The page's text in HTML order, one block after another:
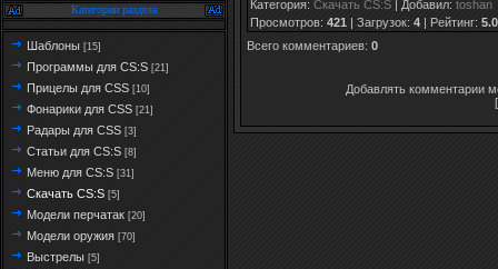
Категории раздела
Шаблоны [15]
Программы для CS:S [21]
Прицелы для CSS [10]
Фонарики для CSS [21]
Радары для CSS [3]
Статьи для CS:S [8]
Меню для CS:S [31]
Скачать CS:S [5]
Модели перчатак [20]
Модели оружия [70]
Выстрелы [5]
Категория: Скачать CS:S | Добавил: toshan
Просмотров: 421 | Загрузок: 4 | Рейтинг: 5.0
Всего комментариев: 0
Добавлять комментарии